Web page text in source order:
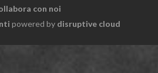
con noi
powered by disruptive cloud